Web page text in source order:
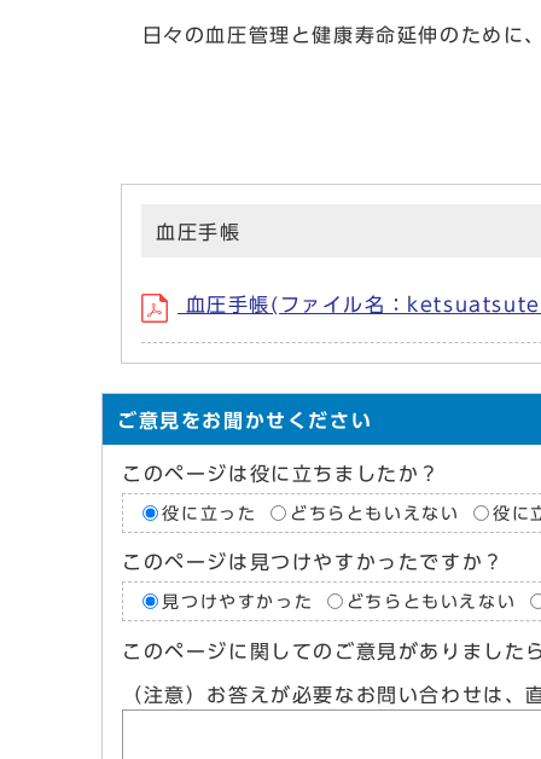
日々の血圧管理と健康寿命延伸のために
血圧手帳
血圧手帳(ファイル名：
ご意見をお聞かせください
このページは役に立ちましたか？
役に立った どちらともいえない 役に
このページは見つけやすかったですか？
見つけやすかった どちらともいえない
このページに関してのご意見がありました
（注意）お答えが必要なお問い合わせは